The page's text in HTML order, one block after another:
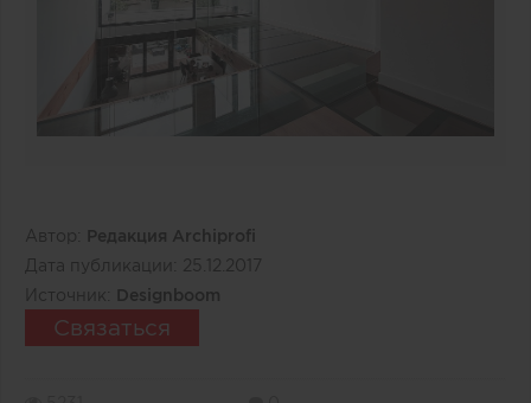
Автор:
Редакция Archiprofi
Дата публикации: 25.12.2017
Источник:
Designboom
Связаться